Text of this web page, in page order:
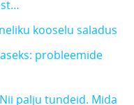
kooselu saladus
probleemide
palju tundeid. Mida